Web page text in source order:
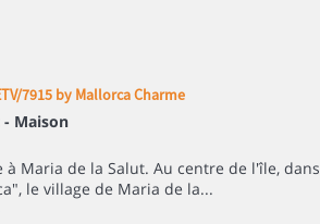
7915 by Mallorca Charme
- Maison
à Maria de la Salut. Au centre de l'île, dans
le village de Maria de la...